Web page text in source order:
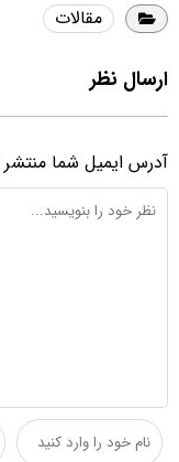
مقالات
ارسال نظر
آدرس ایمیل شما